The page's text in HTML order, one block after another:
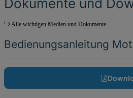
Alle wichtigen Medien und Dokumente
Bedienungsanleitung